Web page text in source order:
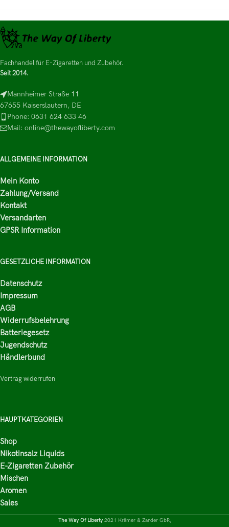
Fachhandel für E-Zigaretten und Zubehör.
Seit 2014.
Mannheimer Straße 11
67655 Kaiserslautern, DE
Phone: 0631 624 633 46
Mail: online@thewayofliberty.com
ALLGEMEINE INFORMATION
Mein Konto
Zahlung/Versand
Kontakt
Versandarten
GPSR Information
GESETZLICHE INFORMATION
Datenschutz
Impressum
AGB
Widerrufsbelehrung
Batteriegesetz
Jugendschutz
Händlerbund
Vertrag widerrufen
HAUPTKATEGORIEN
Shop
Nikotinsalz Liquids
E-Zigaretten Zubehör
Mischen
Aromen
Sales
The Way Of Liberty 2021 Krämer & Zander GbR,